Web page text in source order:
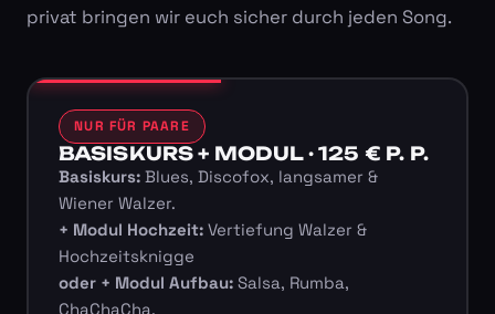
privat bringen wir euch sicher durch jeden Song.
NUR FÜR PAARE
BASISKURS + MODUL · 125 € P. P.
Basiskurs:Blues, Discofox, langsamer &
Wiener Walzer.
+ Modul Hochzeit:Vertiefung Walzer &
Hochzeitsknigge
oder + Modul Aufbau:Salsa, Rumba,
ChaChaCha.